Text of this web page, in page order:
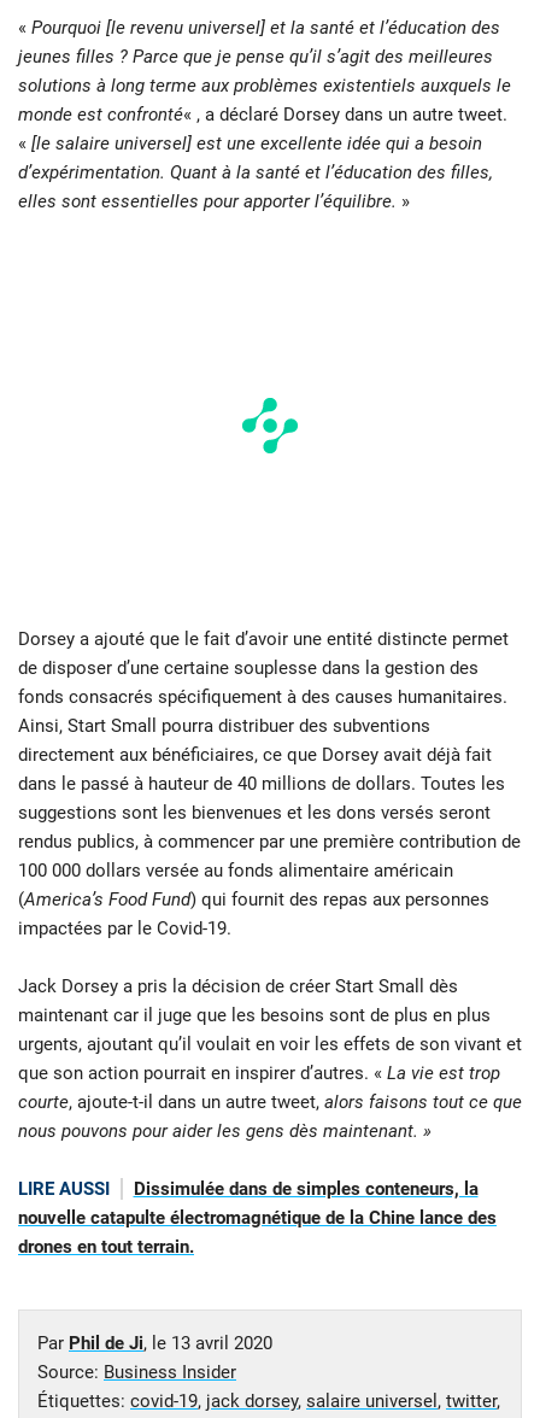
« Pourquoi [le revenu universel] et la santé et l’éducation des
jeunes filles ? Parce que je pense qu’il s’agit des meilleures
solutions à long terme aux problèmes existentiels auxquels le
monde est confronté« , a déclaré Dorsey dans un autre tweet.
« [le salaire universel] est une excellente idée qui a besoin
d’expérimentation. Quant à la santé et l’éducation des filles,
elles sont essentielles pour apporter l’équilibre. »
Dorsey a ajouté que le fait d’avoir une entité distincte permet
de disposer d’une certaine souplesse dans la gestion des
fonds consacrés spécifiquement à des causes humanitaires.
Ainsi, Start Small pourra distribuer des subventions
directement aux bénéficiaires, ce que Dorsey avait déjà fait
dans le passé à hauteur de 40 millions de dollars. Toutes les
suggestions sont les bienvenues et les dons versés seront
rendus publics, à commencer par une première contribution de
100 000 dollars versée au fonds alimentaire américain
(America’s Food Fund) qui fournit des repas aux personnes
impactées par le Covid-19.
Jack Dorsey a pris la décision de créer Start Small dès
maintenant car il juge que les besoins sont de plus en plus
urgents, ajoutant qu’il voulait en voir les effets de son vivant et
que son action pourrait en inspirer d’autres. « La vie est trop
courte, ajoute-t-il dans un autre tweet, alors faisons tout ce que
nous pouvons pour aider les gens dès maintenant. »
LIRE AUSSI
Dissimulée dans de simples conteneurs, la
nouvelle catapulte électromagnétique de la Chine lance des
drones en tout terrain.
Par Phil de Ji, le 13 avril 2020
Source: Business Insider
Étiquettes: covid-19, jack dorsey, salaire universel , twitter,